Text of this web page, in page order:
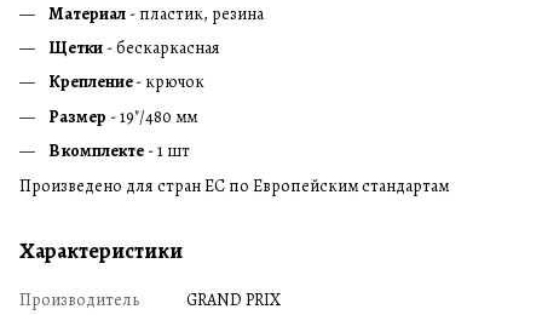
Материал - пластик, резина
Щетки - бескаркасная
Крепление- крючок
Размер - 19"/480 мм
В комплекте - 1 шт
Произведено для стран ЕС по Европейским стандартам
Характеристики
Производитель
GRAND PRIX